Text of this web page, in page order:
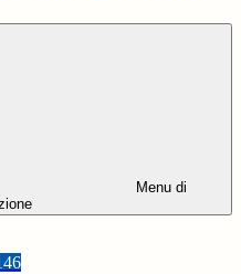
Menu di